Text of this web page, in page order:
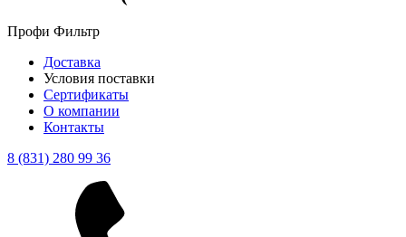
Профи Фильтр
Доставка
Условия поставки
Сертификаты
О компании
Контакты
8 (831) 280 99 36